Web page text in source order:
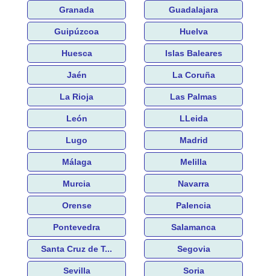
Granada Guadalajara
Guipúzcoa Huelva
Huesca Islas Baleares
Jaén La Coruña
La Rioja Las Palmas
León LLeida
Lugo Madrid
Málaga Melilla
Murcia Navarra
Orense Palencia
Pontevedra Salamanca
Santa Cruz de T... Segovia
Sevilla Soria